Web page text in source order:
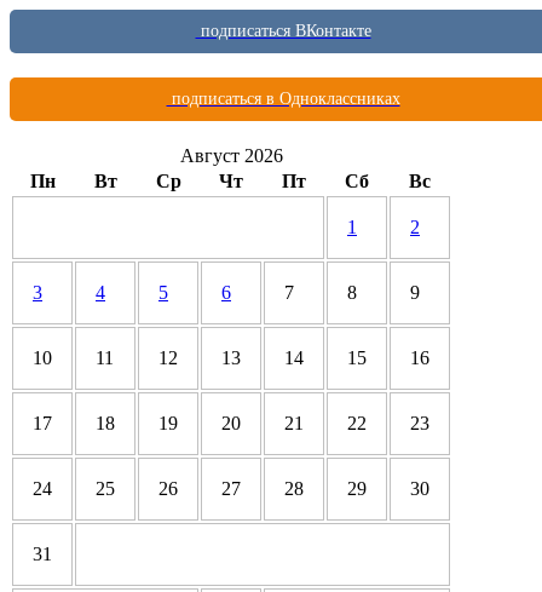
подписаться ВКонтакте
подписаться в Одноклассниках
Август 2026
Пн
Вт Ср Чт Пт Сб Вс
1 2
3 4 5 6 7 8 9
10 11 12 13 14 15 16
17 18 19 20 21 22 23
24 25 26 27 28 29 30
31